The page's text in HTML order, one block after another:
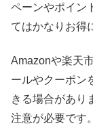
ペーンやポイン
てはかなりお得
Amazonや楽天
ールやクーポン
きる場合があり
注意が必要です